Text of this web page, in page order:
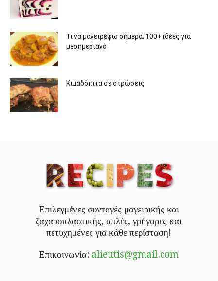
Τι να μαγειρέψω σήμερα; 100+ ιδέες για
μεσημεριανό
Κιμαδόπιτα σε στρώσεις
Επιλεγμένες συνταγές μαγειρικής και
ζαχαροπλαστικής, απλές, γρήγορες και
πετυχημένες για κάθε περίσταση!
Επικοινωνία: alieutis@gmail.com